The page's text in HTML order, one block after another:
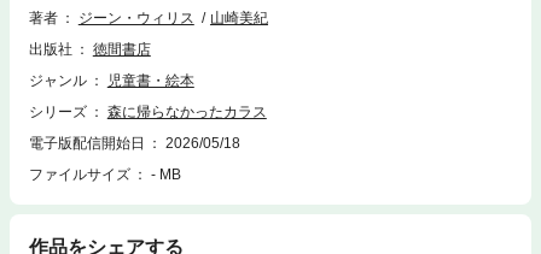
パブをちらかして、ミックの母さんや、パブの従業員に嫌な顔をされたり
ャックが電車に乗ってしまい、隣の町まで運ばれてしまったり、よそのお
ばあさんに連れていかれてしまったり…。そうしたちょっとした事件がお
クを捜索し、帰ってくるたびに安堵するのだった。ところが、ある日…？
少年と動物とのふれあいを、父親の兵士時代の心の傷をまじえつつ描く。
まる児童文学。
著者 ジーン・ウィリス
山崎美紀
出版社
徳間書店
ジャンル
児童書・絵本
シリーズ
森に帰らなかったカラス
電子版配信開始日
2026/05/18
ファイルサイズ
- MB
作品をシェアする